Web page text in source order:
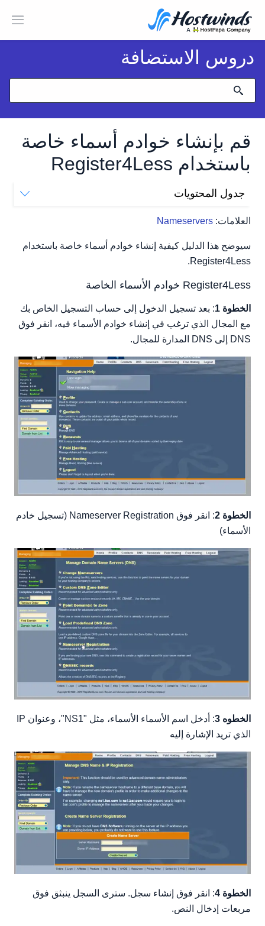
دروس الاستضافة
قم بإنشاء خوادم أسماء خاصة
باستخدام Register4Less
العلامات: Nameservers
جدول المحتويات
سيوضح هذا الدليل كيفية إنشاء خوادم أسماء خاصة باستخدام
Register4Less.
Register4Less خوادم الأسماء الخاصة
الخطوة 1
: بعد تسجيل الدخول إلى حساب التسجيل الخاص بك
مع المجال الذي ترغب في إنشاء خوادم الأسماء فيه، انقر فوق
DNS إلى DNS المدارة للمجال.
الخطوة 2
: انقر فوق Nameserver Registration (تسجيل خادم
الأسماء)
الخطوه 3
: أدخل اسم الأسماء الأسماء، مثل "NS1"، وعنوان IP
الذي تريد الإشارة إليه
الخطوة 4
: انقر فوق إنشاء سجل. سترى السجل ينبثق فوق
مربعات إدخال النص.